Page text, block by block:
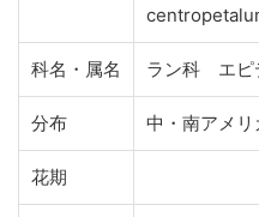
科名・属名 ラン科 エピ
分布 中・南アメ
花期